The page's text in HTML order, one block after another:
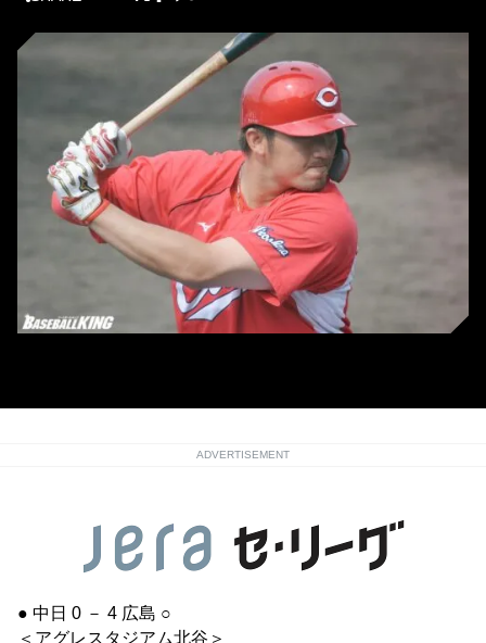
ADVERTISEMENT
● 中日 0 － 4 広島 ○
＜アグレスタジアム北谷＞